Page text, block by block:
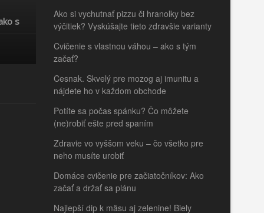
s
Ako si vychutnať pizzu či hranolky bez
výčitiek? Vyskúšajte tieto zdravšie varianty
Cvičenie s vlastnou váhou – ako s tým
začať?
Cesnak. Skvelý pre mozog aj imunitu a
nájdete ho v každom obchode
Potíte sa počas spánku? Čo môžete
(ne)robiť ešte pred spaním
Zdravie vo vyššom veku – čo všetko pre
neho musíte urobiť
Domáce cvičenie pre začiatočníkov: Ako
začať a držať sa plánu
Najlepší dip k mäsu aj zelenine! Biely